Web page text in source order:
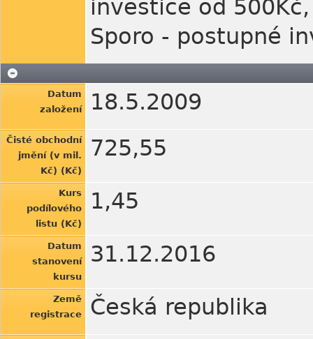
investice od
Sporo - postupné
Datum
založení
18.5.2009
Čisté obchodní
jmění (v mil.
Kč) (Kč)
725,55
Kurs
podílového
listu (Kč)
1,45
Datum
stanovení
kursu
31.12.2016
Země
registrace
Česká republika